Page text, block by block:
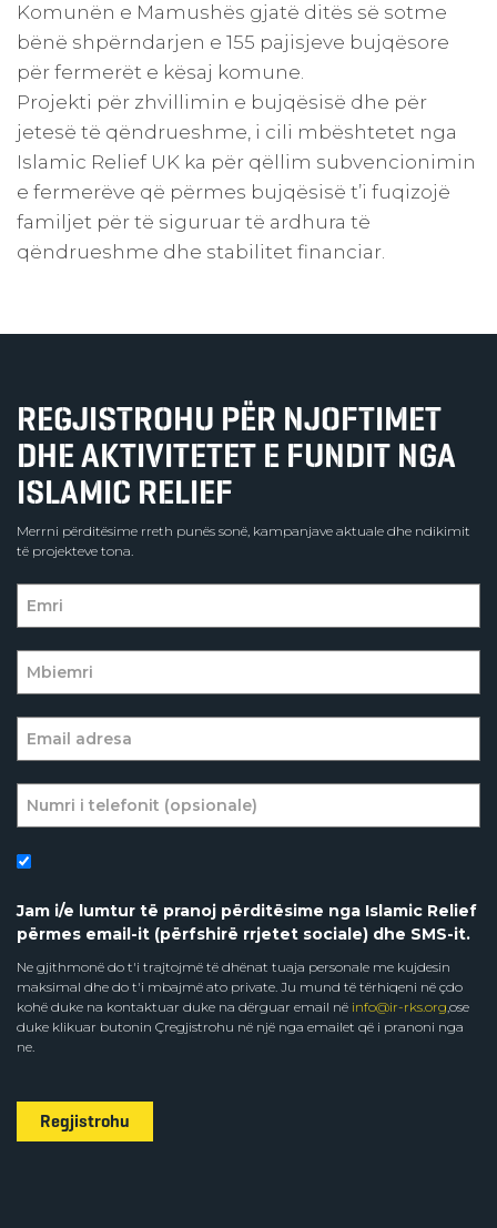
Komunën e Mamushës gjatë ditës së sotme
bënë shpërndarjen e 155 pajisjeve bujqësore
për fermerët e kësaj komune.
Projekti për zhvillimin e bujqësisë dhe për
jetesë të qëndrueshme, i cili mbështetet nga
Islamic Relief UK ka për qëllim subvencionimin
e fermerëve që përmes bujqësisë t’i fuqizojë
familjet për të siguruar të ardhura të
qëndrueshme dhe stabilitet financiar.
REGJISTROHU PËR NJOFTIMET
DHE AKTIVITETET E FUNDIT NGA
ISLAMIC RELIEF
Merrni përditësime rreth punës sonë, kampanjave aktuale dhe ndikimit
të projekteve tona.
Jam i/e lumtur të pranoj përditësime nga Islamic Relief
përmes email-it (përfshirë rrjetet sociale) dhe SMS-it.
Ne gjithmonë do t'i trajtojmë të dhënat tuaja personale me kujdesin
maksimal dhe do t'i mbajmë ato private. Ju mund të tërhiqeni në çdo
kohë duke na kontaktuar duke na dërguar email në info@ir-rks.org,ose
duke klikuar butonin Çregjistrohu në një nga emailet që i pranoni nga
ne.
Regjistrohu